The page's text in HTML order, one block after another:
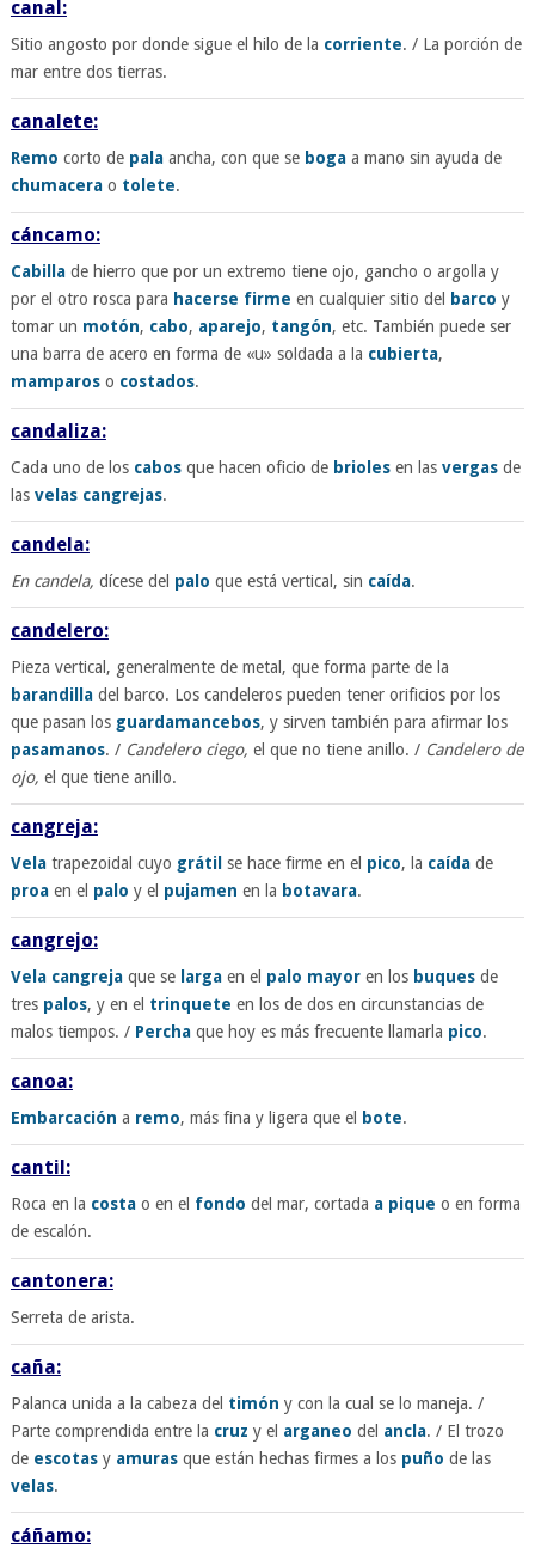
canal:
Sitio angosto por donde sigue el hilo de la corriente. / La porción de
mar entre dos tierras.
canalete:
Remo corto de palaancha, con que se bogaa mano sin ayuda de
chumacerao tolete.
cáncamo:
Cabillade hierro que por un extremo tiene ojo, gancho o argolla y
por el otro rosca para hacerse firme en cualquier sitio del barco y
tomar un motón, cabo, aparejo, tangón, etc. También puede ser
una barra de acero en forma de «u» soldada a la cubierta,
mamparoso costados.
candaliza:
Cada uno de los cabosque hacen oficio de briolesen las vergasde
las velas cangrejas.
candela:
En candela, dícese del palo que está vertical, sin caída.
candelero:
Pieza vertical, generalmente de metal, que forma parte de la
barandilladel barco. Los candeleros pueden tener orificios por los
que pasan los guardamancebos, y sirven también para afirmar los
pasamanos. / Candelero ciego, el que no tiene anillo. / Candelero de
ojo, el que tiene anillo.
cangreja:
Velatrapezoidal cuyo grátil se hace firme en el pico, la caídade
proaen el palo y el pujamen en la botavara.
cangrejo:
Vela cangrejaque se largaen el palo mayoren los buquesde
tres palos, y en el trinquete en los de dos en circunstancias de
malos tiempos. / Perchaque hoy es más frecuente llamarla pico.
canoa:
Embarcación a remo, más fina y ligera que el bote.
cantil:
Roca en la costao en el fondo del mar, cortada a pique o en forma
de escalón.
cantonera:
Serreta de arista.
caña:
Palanca unida a la cabeza del timón y con la cual se lo maneja. /
Parte comprendida entre la cruz y el arganeo del ancla. / El trozo
de escotasy amurasque están hechas firmes a los puño de las
velas.
cáñamo: